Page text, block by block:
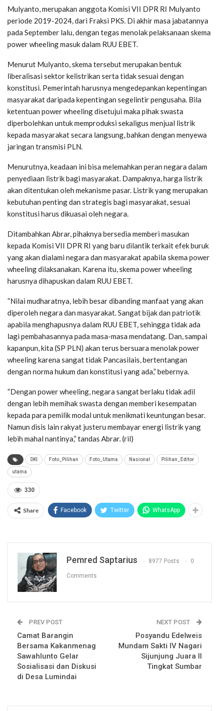
Mulyanto, merupakan anggota Komisi VII DPR RI Mulyanto
periode 2019-2024, dari Fraksi PKS. Di akhir masa jabatannya
pada September lalu, dengan tegas menolak pelaksanaan skema
power wheeling masuk dalam RUU EBET.
Menurut Mulyanto, skema tersebut merupakan bentuk
liberalisasi sektor kelistrikan serta tidak sesuai dengan
konstitusi. Pemerintah harusnya mengedepankan kepentingan
masyarakat daripada kepentingan segelintir pengusaha. Bila
ketentuan power wheeling disetujui maka pihak swasta
diperbolehkan untuk memproduksi sekaligus menjual listrik
kepada masyarakat secara langsung, bahkan dengan menyewa
jaringan transmisi PLN.
Menurutnya, keadaan ini bisa melemahkan peran negara dalam
penyediaan listrik bagi masyarakat. Dampaknya, harga listrik
akan ditentukan oleh mekanisme pasar. Listrik yang merupakan
kebutuhan penting dan strategis bagi masyarakat, sesuai
konstitusi harus dikuasai oleh negara.
Ditambahkan Abrar, pihaknya bersedia memberi masukan
kepada Komisi VII DPR RI yang baru dilantik terkait efek buruk
yang akan dialami negara dan masyarakat apabila skema power
wheeling dilaksanakan. Karena itu, skema power wheeling
harusnya dihapuskan dalam RUU EBET.
“Nilai mudharatnya, lebih besar dibanding manfaat yang akan
diperoleh negara dan masyarakat. Sangat bijak dan patriotik
apabila menghapusnya dalam RUU EBET, sehingga tidak ada
lagi pembahasannya pada masa-masa mendatang. Dan, sampai
kapanpun, kita (SP PLN) akan terus bersuara menolak power
wheeling karena sangat tidak Pancasilais, bertentangan
dengan norma hukum dan konstitusi yang ada,” bebernya.
“Dengan power wheeling, negara sangat berlaku tidak adil
dengan lebih memihak swasta dengan memberi kesempatan
kepada para pemilik modal untuk menikmati keuntungan besar.
Namun disis lain rakyat justeru membayar energi listrik yang
lebih mahal nantinya,” tandas Abrar. (ril)
DKI Foto_Pilihan Foto_Utama Nasional Pilihan_Editor
utama
330
Share Facebook Twitter WhatsApp
Pemred Saptarius 8977 Posts 0
Comments
PREV POST
Camat Barangin
Bersama Kakanmenag
Sawahlunto Gelar
Sosialisasi dan Diskusi
di Desa Lumindai
NEXT POST
Posyandu Edelweis
Mundam Sakti IV Nagari
Sijunjung Juara II
Tingkat Sumbar